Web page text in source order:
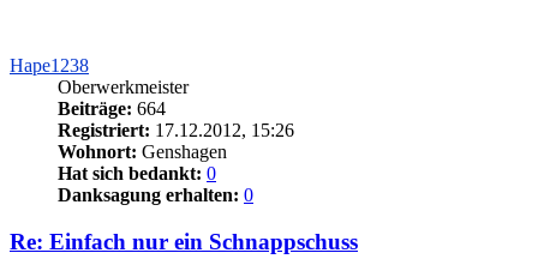
Hape1238
Oberwerkmeister
Beiträge: 664
Registriert: 17.12.2012, 15:26
Wohnort: Genshagen
Hat sich bedankt: 0
Danksagung erhalten: 0
Re: Einfach nur ein Schnappschuss